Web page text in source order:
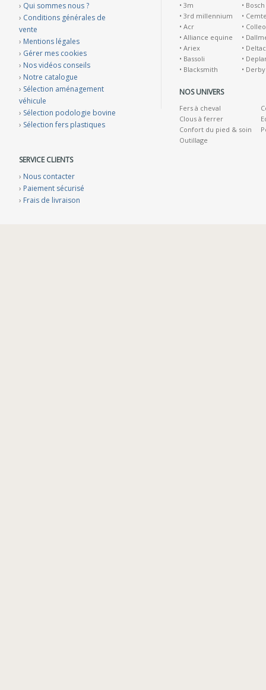
› Qui sommes nous ?
› Conditions générales de
vente
› Mentions légales
› Gérer mes cookies
› Nos vidéos conseils
› Notre catalogue
› Sélection aménagement
véhicule
› Sélection podologie bovine
› Sélection fers plastiques
SERVICE CLIENTS
› Nous contacter
› Paiement sécurisé
› Frais de livraison
• 3m
• 3rd millennium
• Acr
• Alliance equine
• Ariex
• Bassoli
• Blacksmith
• Bosch
•
•
•
•
•
• Derby
NOS UNIVERS
Fers à cheval
Clous à ferrer
Confort du pied & soin
Outillage